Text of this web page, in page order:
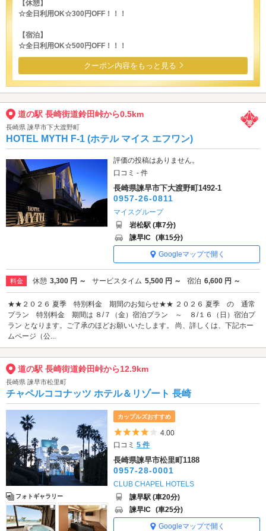
【休憩】
☆全日利用OK☆300円OFF！！！
【宿泊】
☆全日利用OK☆500円OFF！！！
クーポン内容をもっと見る
道の駅 長崎街道鈴田峠から0.5km
長崎県 諫早市下大渡野町
HOTEL MYTH F-1 (ホテル マイス エフワン)
評価の投稿はありません。
口コミ - 件
長崎県諫早市下大渡野町1492-1
0957-26-0811
マイスグループ
岩松駅 (車7分)
諫早IC (車15分)
Googleマップで開く
料金 休憩 3,300 円 ～ サービスタイム 5,500 円 ～ 宿泊 6,600 円 ～
★★２０２６ 夏季 特別料金 期間のお知らせ★★ ２０２６ 夏季 の 通常
プラン 特別料金 期間は ８/７（金）宿泊プラン ～ ８/１６（日）宿泊プ
ラン となります。ご了承のほどお願いいたします。 尚、詳しくは、下記ホー
ムページ（公...
道の駅 長崎街道鈴田峠から12.9km
長崎県 諫早市松里町
チャペルココナッツ ホテル＆リゾート 長崎
フォトギャラリー
カップルズおすすめ
5つ星のうち4
4.00
口コミ5 件
長崎県諫早市松里町1188
0957-28-0001
CLUB CHAPEL HOTELS
諫早駅 (車20分)
諫早IC (車25分)
Googleマップで開く